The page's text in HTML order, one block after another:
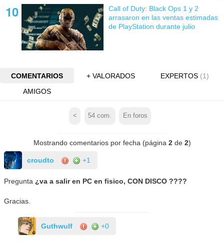
Call of Duty: Black Ops 1 y 2
arrasaron en las ventas estimadas
de PlayStation durante julio
COMENTARIOS + VALORADOS EXPERTOS (1)
AMIGOS
< 54 com. En foros
Mostrando comentarios por fecha (página 2de 2)
croudto +1
Pregunta ¿va a salir en PC en fisico, CON DISCO ????
Gracias.
Guthwulf +0